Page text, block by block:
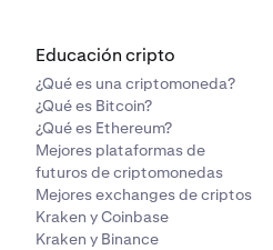
Educación cripto
¿Qué es una criptomoneda?
¿Qué es Bitcoin?
¿Qué es Ethereum?
Mejores plataformas de
futuros de criptomonedas
Mejores exchanges de criptos
Kraken y Coinbase
Kraken y Binance